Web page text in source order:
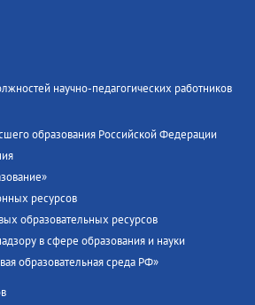
научно-педагогических работников
образования Российской Федерации
ресурсов
образовательных ресурсов
в сфере образования и науки
образовательная среда РФ»